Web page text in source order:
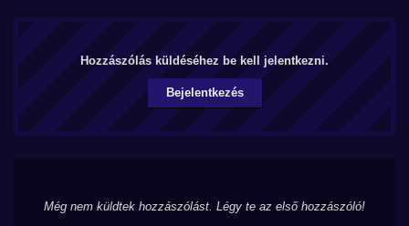
Hozzászólás küldéséhez be kell jelentkezni.
Bejelentkezés
Még nem küldtek hozzászólást. Légy te az első hozzászóló!